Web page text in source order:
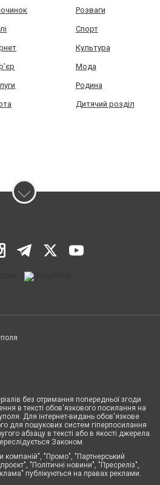
Розваги
Спорт
Культура
Мода
Родина
Дитячий розділ
без отримання попередньої згоди
в тексті обов'язкового посилання на
Для інтернет-видань обов'язкове
для пошукових систем гіперпосилання
абзацу в тексті або в якості джерела.
Законом.
компаній", "Промо", "Партнерський
"Політичні новини", "Пресреліз",
публікуються на правах реклами.